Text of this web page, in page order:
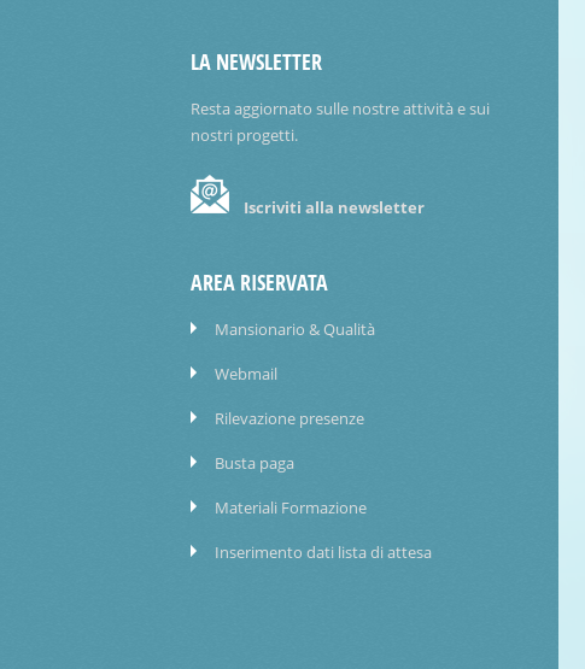
LA NEWSLETTER
Resta aggiornato sulle nostre attività e sui
nostri progetti.
Iscriviti alla newsletter
AREA RISERVATA
Mansionario & Qualità
Webmail
Rilevazione presenze
Busta paga
Materiali Formazione
Inserimento dati lista di attesa